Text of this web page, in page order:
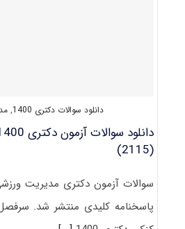
دانلود سوالات دکتری 1400 ,
(2115)
پاسخنامه کلیدی منتشر شد.